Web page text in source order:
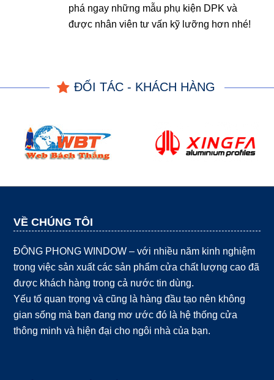
phá ngay những mẫu phụ kiện DPK và
được nhân viên tư vấn kỹ lưỡng hơn nhé!
ĐỐI TÁC - KHÁCH HÀNG
VỀ CHÚNG TÔI
ĐÔNG PHONG WINDOW – với nhiều năm kinh nghiệm
trong việc sản xuất các sản phẩm cửa chất lượng cao đã
được khách hàng trong cả nước tin dùng.
Yếu tố quan trọng và cũng là hàng đầu tạo nên không
gian sống mà bạn đang mơ ước đó là hệ thống cửa
thông minh và hiện đại cho ngôi nhà của bạn.